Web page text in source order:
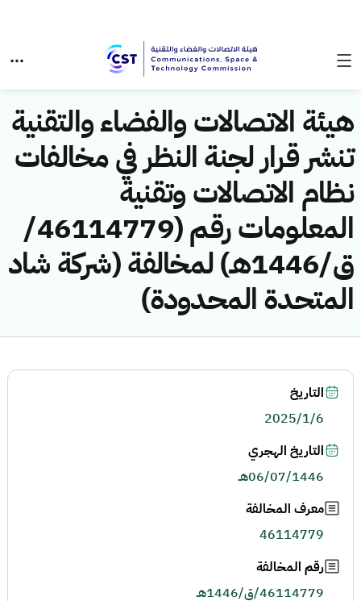
هيئة الاتصالات والفضاء والتقنية
تنشر قرار لجنة النظر في مخالفات
نظام الاتصالات وتقنية
المعلومات رقم (46114779/
ق/1446هـ) لمخالفة (شركة شاد
المتحدة المحدودة)
التاريخ
2025/1/6
التاريخ الهجري
06/07/1446هـ
معرف المخالفة
46114779
رقم المخالفة
46114779/ق/1446هـ